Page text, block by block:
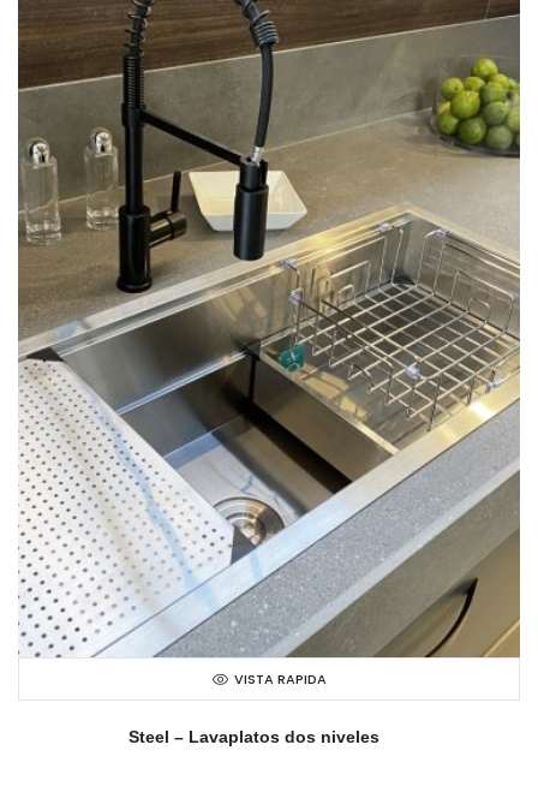
VISTA RAPIDA
Steel – Lavaplatos dos niveles